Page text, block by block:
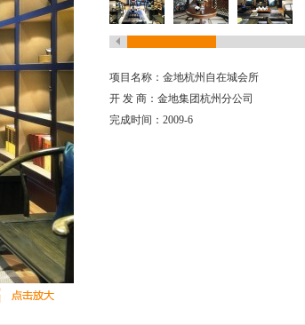
项目名称：金地杭州自在城会所
开 发 商：金地集团杭州分公司
完成时间：2009-6